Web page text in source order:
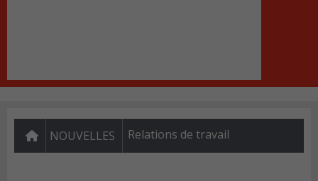
NOUVELLES Relations de travail